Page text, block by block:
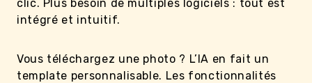
clic. Plus besoin de multiples logiciels : tout est
intégré et intuitif.
Vous téléchargez une photo ? L’IA en fait un
template personnalisable. Les fonctionnalités